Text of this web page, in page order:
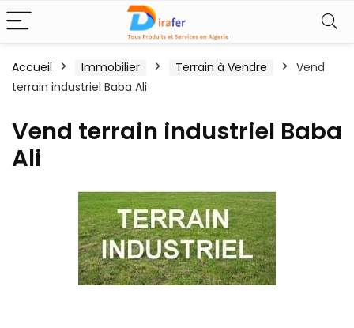
Accueil Immobilier Terrain à Vendre
Vend
terrain industriel Baba Ali
Vend terrain industriel Baba
Ali